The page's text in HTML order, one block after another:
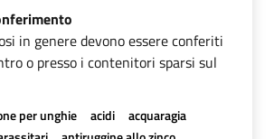
in genere devono essere conferiti
o presso i contenitori sparsi sul
per unghie acidi
acquaragia